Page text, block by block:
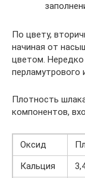
По цвету,
начиная от
цветом.
перламутрового
Плотность
компонентов,
Оксид
Кальция